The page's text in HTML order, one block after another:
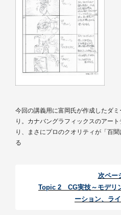
今回の講義用に富岡氏が作成したダ
り。カナバングラフィックスのアー
り、まさにプロのクオリティが「百
る
次ペー
Topic 2 CG実技～モデリ
ーション、ラ